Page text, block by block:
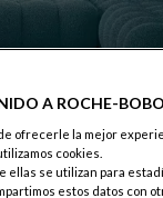
A ROCHE-
ofrecerle la mejor
cookies.
ellas se utilizan para
estos datos con